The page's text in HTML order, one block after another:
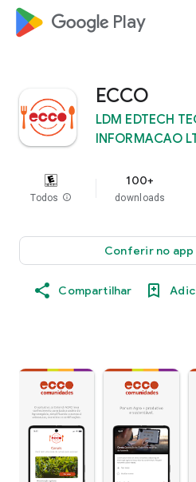
google_logo Play
ECCO
LDM EDTECH
INFORMACAO
Todos info
100+
downloads
Conferir no app
Compartilhar